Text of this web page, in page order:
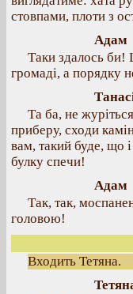
стовпами, плоти з
Адам
Таки здалось
громаді, а порядку
Та ба, не
приберу, сходи
вам, такий буде, що
булку спечи!
Адам
Так, так,
головою!
Входить Тетяна.